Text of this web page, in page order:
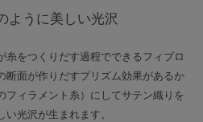
ように美しい光沢
糸をつくりだす過程でできるフィブロ
断面が作りだすプリズム効果があるか
フィラメント糸）にしてサテン織りを
光沢が生まれます。